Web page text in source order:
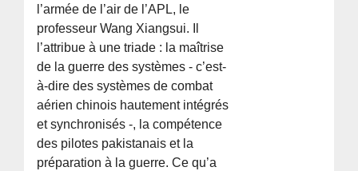
l’armée de l’air de l’APL, le
professeur Wang Xiangsui. Il
l’attribue à une triade : la maîtrise
de la guerre des systèmes - c’est-
à-dire des systèmes de combat
aérien chinois hautement intégrés
et synchronisés -, la compétence
des pilotes pakistanais et la
préparation à la guerre. Ce qu’a